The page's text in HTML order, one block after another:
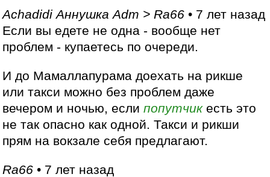
Achadidi Аннушка Adm > Ra66 • 7 лет назад
Если вы едете не одна - вообще нет
проблем - купаетесь по очереди.
И до Мамаллапурама доехать на рикше
или такси можно без проблем даже
вечером и ночью, еслипопутчикесть это
не так опасно как одной. Такси и рикши
прям на вокзале себя предлагают.
Ra66 • 7 лет назад